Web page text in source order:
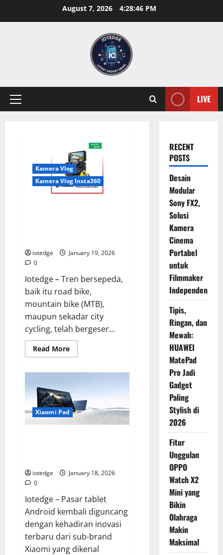
August 7, 2026 4:28:47 PM
Primary
LIVE
Kamera Vlog
Kamera Vlog Insta360
iotedge
January 19, 2026
0
Iotedge – Tren bersepeda,
baik itu road bike,
mountain bike (MTB),
maupun sekadar city
cycling, telah bergeser...
Read MoreRead
more
Cycling
Bundle,
Kamera
Vlog
Terbaik
Xiaomi Pad
iotedge
January 18, 2026
0
Iotedge – Pasar tablet
Android kembali diguncang
dengan kehadiran inovasi
terbaru dari sub-brand
Xiaomi yang dikenal
RECENT
POSTS
Desain
Modular
Sony FX2,
Solusi
Kamera
Cinema
Portabel
untuk
Filmmaker
Independen
Tipis,
Ringan, dan
Mewah:
HUAWEI
MatePad
Pro Jadi
Gadget
Paling
Stylish di
2026
Fitur
Unggulan
OPPO
Watch X2
Mini yang
Bikin
Olahraga
Makin
Maksimal